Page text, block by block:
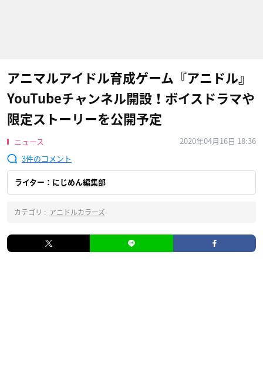
アニマルアイドル育成ゲーム『アニドル』
YouTubeチャンネル開設！ボイスドラマや
限定ストーリーを公開予定
ニュース
2020年04月16日 18:36
3
ライター：にじめん編集部
カテゴリ : アニドルカラーズ